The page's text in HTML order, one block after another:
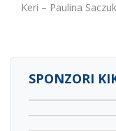
Keri – Paulina
SPONZORI